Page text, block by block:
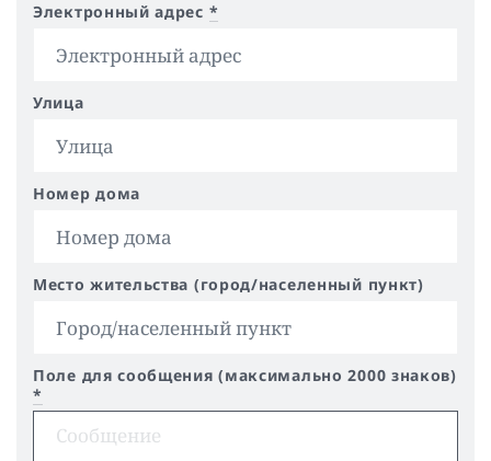
Электронный адрес *
Улица
Номер дома
Место жительства (город/населенный пункт)
Поле для сообщения (максимально 2000 знаков)
*